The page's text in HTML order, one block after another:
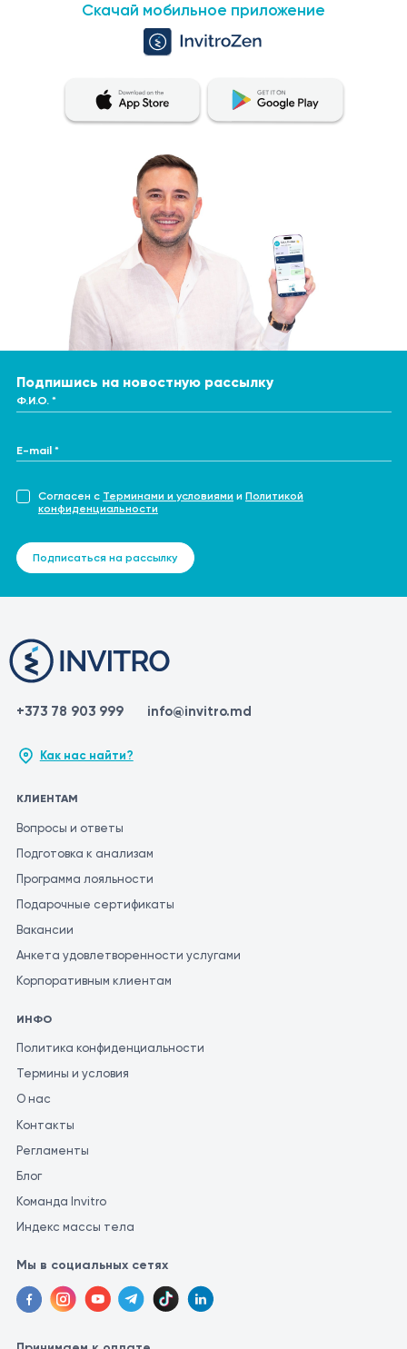
Скачай мобильное приложение
Подпишись на новостную рассылку
Ф.И.О. *
E-mail *
Согласен с Терминами и условиями и Политикой
конфиденциальности
Подписаться на рассылку
+373 78 903 999 info@invitro.md
Как нас найти?
КЛИЕНТАМ
Вопросы и ответы
Подготовка к анализам
Программа лояльности
Подарочные сертификаты
Вакансии
Анкета удовлетворенности услугами
Корпоративным клиентам
ИНФО
Политика конфиденциальности
Термины и условия
О нас
Контакты
Регламенты
Блог
Команда Invitro
Индекс массы тела
Мы в социальных сетях